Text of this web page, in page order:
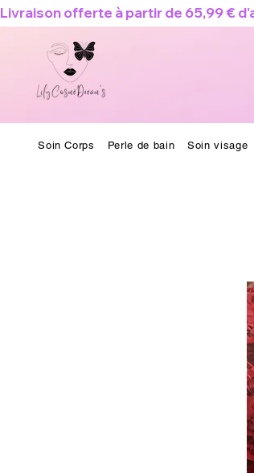
Livraison offerte à partir de 65,99 €
Soin Corps Perle de bain Soin visage